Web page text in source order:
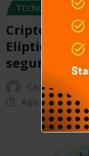
TECNOLOGÍA
Criptografía
Elíptica
seguridad
Carlos Conde
Ago 6, 2026